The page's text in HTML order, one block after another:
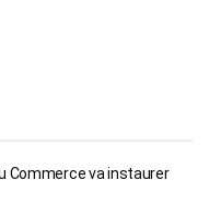
Commerce va instaurer